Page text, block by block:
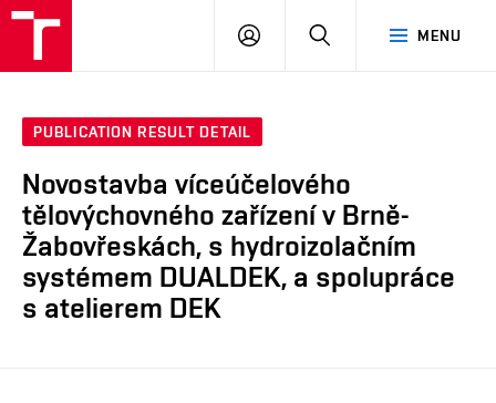
MENU
LOG
SEARCH
PUBLICATION RESULT DETAIL
Novostavba víceúčelového
tělovýchovného zařízení v Brně-
Žabovřeskách, s hydroizolačním
systémem DUALDEK, a spolupráce
s atelierem DEK